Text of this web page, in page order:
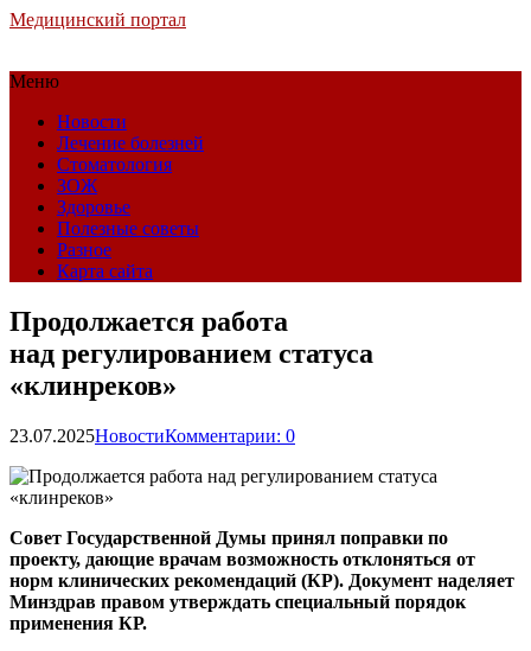
Медицинский портал
Меню
Новости
Лечение болезней
Стоматология
ЗОЖ
Здоровье
Полезные советы
Разное
Карта сайта
Продолжается работа
над регулированием статуса
«клинреков»
23.07.2025НовостиКомментарии: 0
Совет Государственной Думы принял поправки по
проекту, дающие врачам возможность отклоняться от
норм клинических рекомендаций (КР). Документ наделяет
Минздрав правом утверждать специальный порядок
применения КР.